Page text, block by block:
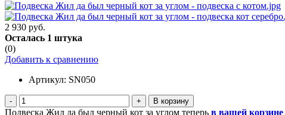
2 930 руб.
Осталась 1 штука
(0)
Добавить к сравнению
Артикул: SN050
- +
Подвеска Жил да был черный кот за углом теперь в вашей